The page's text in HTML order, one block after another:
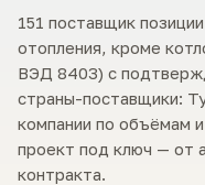
151 поставщик
отопления, кроме
ВЭД 8403) с
страны-поставщики:
компании по объёмам
проект под ключ — от
контракта.